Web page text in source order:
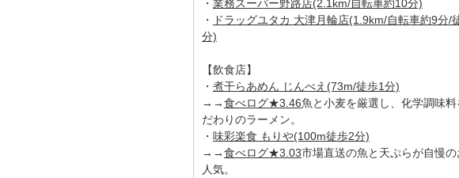
・ 業務スーパー野路店(2.1km/自転車約10分)
・
ドラッグユタカ 大津月輪店(1.9km/自転車約9分/
分)
【飲食店】
・ 煮干らあめん じんべえ(73m/徒歩1分)
→→食べログ★3.46魚と小麦を厳選し、化学調味料
だわりのラーメン。
・ 味彩楽食 もりや(100m徒歩2分)
→→食べログ★3.03市場直送の魚と天ぷらが自慢
人気。